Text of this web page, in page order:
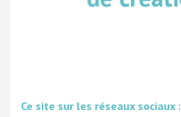
Ce site sur les réseaux sociaux :